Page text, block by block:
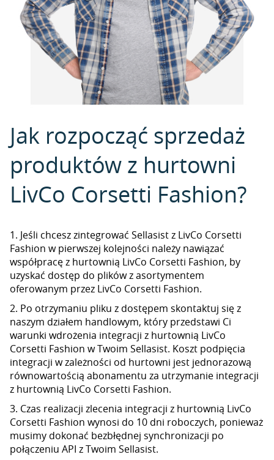
Jak rozpocząć sprzedaż
produktów z hurtowni
LivCo Corsetti Fashion?
1. Jeśli chcesz zintegrować Sellasist z LivCo Corsetti
Fashion w pierwszej kolejności należy nawiązać
współpracę z hurtownią LivCo Corsetti Fashion, by
uzyskać dostęp do plików z asortymentem
oferowanym przez LivCo Corsetti Fashion.
2. Po otrzymaniu pliku z dostępem skontaktuj się z
naszym działem handlowym, który przedstawi Ci
warunki wdrożenia integracji z hurtownią LivCo
Corsetti Fashion w Twoim Sellasist. Koszt podpięcia
integracji w zależności od hurtowni jest jednorazową
równowartością abonamentu za utrzymanie integracji
z hurtownią LivCo Corsetti Fashion.
3. Czas realizacji zlecenia integracji z hurtownią LivCo
Corsetti Fashion wynosi do 10 dni roboczych, ponieważ
musimy dokonać bezbłędnej synchronizacji po
połączeniu API z Twoim Sellasist.